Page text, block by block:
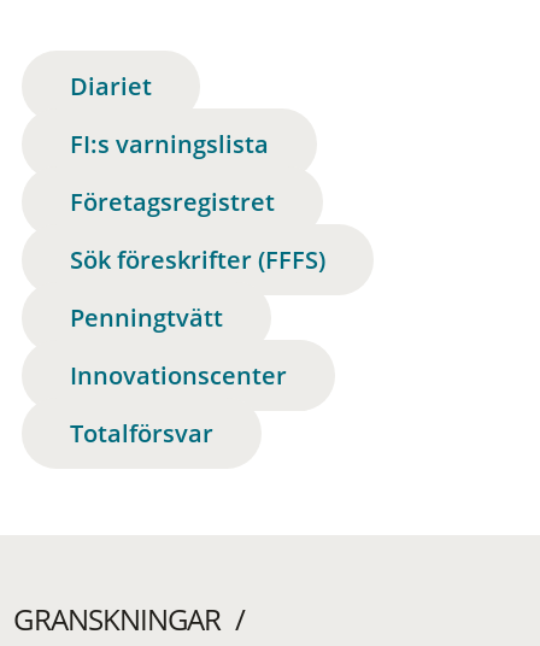
Diariet
FI:s varningslista
Företagsregistret
Sök föreskrifter (FFFS)
Penningtvätt
Innovationscenter
Totalförsvar
GRANSKNINGAR